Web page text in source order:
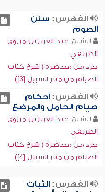
الفهرس: سنن
الصوم
للشيخ: عبد العزيز بن مرزوق
الطريفي
جزء من محاضرة ( شرح كتاب
الصيام من منار السبيل [3])
الفهرس:أحكام
صيام الحامل والمرضع
للشيخ: عبد العزيز بن مرزوق
الطريفي
جزء من محاضرة ( شرح كتاب
الصيام من منار السبيل [4])
الفهرس:الثبات